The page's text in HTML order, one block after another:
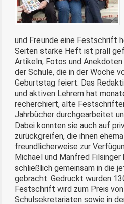
und Freunde eine Festschrift
Seiten starke Heft ist prall
Artikeln, Fotos und
der Schule, die in der Woche
Geburtstag feiert. Das
und aktiven Lehrern hat
recherchiert, alte
Jahrbücher durchgearbeitet
Dabei konnten sie auch auf
zurückgreifen, die ihnen
freundlicherweise zur
Michael und Manfred Filsinger
schließlich gemeinsam in die
gebracht. Gedruckt wurden
Festschrift wird zum Preis
Schulsekretariaten sowie in